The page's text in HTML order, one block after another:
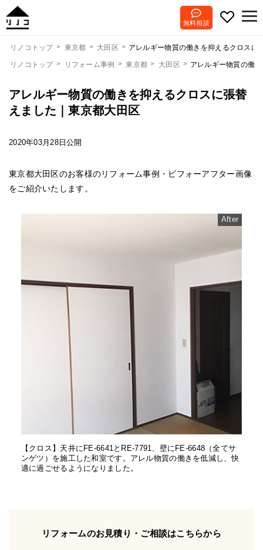
無料相談
リノコトップ 東京都 大田区 アレルギー物質の働きを抑えるクロスに
リノコトップ リフォーム事例 東京都 大田区 アレルギー物質の働
アレルギー物質の働きを抑えるクロスに張替
えました｜東京都大田区
2020年03月28日公開
東京都大田区のお客様のリフォーム事例・ビフォーアフター画像
をご紹介いたします。
After
【クロス】天井にFE-6641とRE-7791、壁にFE-6648（全てサ
ンゲツ）を施工した和室です。アレル物質の働きを低減し、快
適に過ごせるようになりました。
リフォームのお見積り・ご相談はこちらから